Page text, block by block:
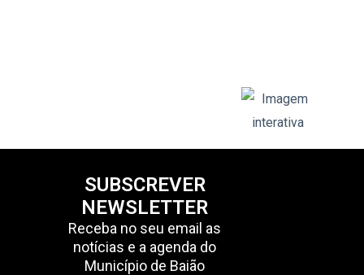
SUBSCREVER
NEWSLETTER
Receba no seu email as
notícias e a agenda do
Município de Baião